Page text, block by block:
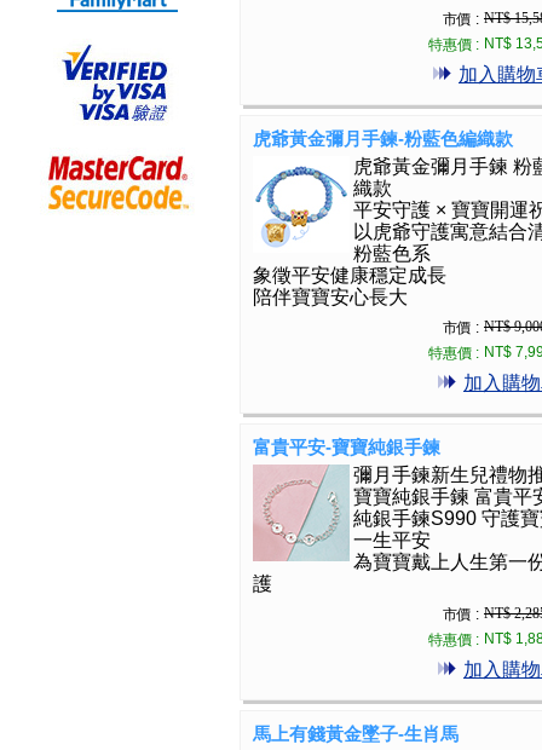
市價 : NT$
特惠價 : NT$
加入購物
虎爺黃金彌月手鍊-粉藍色編織款
虎爺黃金彌月手鍊 粉
織款
平安守護 × 寶寶開運
以虎爺守護寓意結合
粉藍色系
象徵平安健康穩定成長
陪伴寶寶安心長大
市價 : NT$
特惠價 : NT$
加入購
富貴平安-寶寶純銀手鍊
彌月手鍊新生兒禮物
寶寶純銀手鍊 富貴平
純銀手鍊S990 守護
一生平安
為寶寶戴上人生第一
護
市價 : NT$
特惠價 : NT$
加入購
馬上有錢黃金墜子-生肖馬